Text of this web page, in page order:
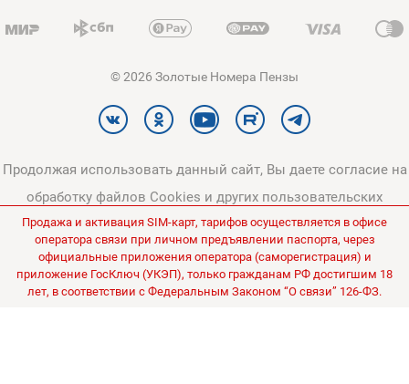
© 2026 Золотые Номера Пензы
Продолжая использовать данный сайт, Вы даете согласие на
обработку файлов Cookies и других пользовательских
данных, в соответствии сПолитикой конфиденциальности
Политикой в отношении обработки персональных данных
Все цены на сайте указаны без НДС.
Продажа и активация SIM-карт, тарифов осуществляется в офисе
оператора связи при личном предъявлении паспорта, через
официальные приложения оператора (саморегистрация) и
приложение ГосКлюч (УКЭП), только гражданам РФ достигшим 18
лет, в соответствии с Федеральным Законом “О связи” 126-ФЗ.